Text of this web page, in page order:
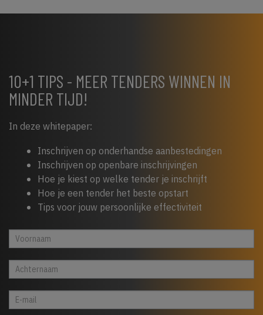
10+1 TIPS - MEER TENDERS WINNEN IN
MINDER TIJD!
In deze whitepaper:
Inschrijven op onderhandse aanbestedingen
Inschrijven op openbare inschrijvingen
Hoe je kiest op welke tender je inschrijft
Hoe je een tender het beste opstart
Tips voor jouw persoonlijke effectiviteit
Whitepaper
cta
footer
Indien
je
een
mens
bent,
laat